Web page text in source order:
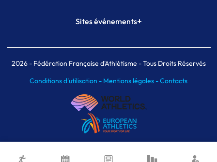
Plateforme Formation
Sites événements+
Meeting de Paris indoor
MAIF Ekiden de Paris
2026- Fédération Française d'Athlétisme - Tous Droits Réservés
Conditions d'utilisation - Mentions légales -Contacts